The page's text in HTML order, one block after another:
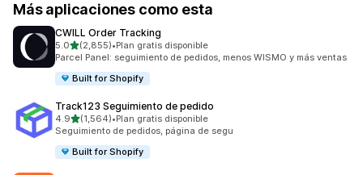
Más aplicaciones como esta
CWILL Order Tracking
5.0de 5 estrellas
(2,855)
2855 reseñas en total
•Plan gratis disponible
Parcel Panel: seguimiento de pedidos, menos WISMO y más ventas
Built for Shopify
Track123 Seguimiento de pedido
4.9de 5 estrellas
(1,564)
1564 reseñas en total
•Plan gratis disponible
Seguimiento de pedidos, página de segu
Built for Shopify